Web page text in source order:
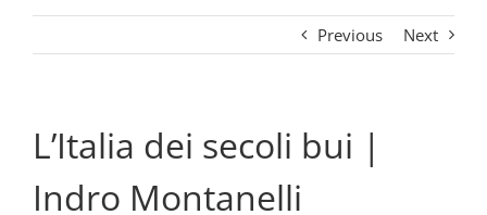
Previous Next
L’Italia dei secoli bui |
Indro Montanelli